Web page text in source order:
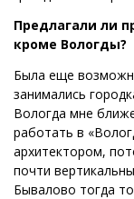
Предлагали ли
кроме Вологды?
Была еще
занимались
Вологда мне
работать в
архитектором,
почти
Бывалово тогда